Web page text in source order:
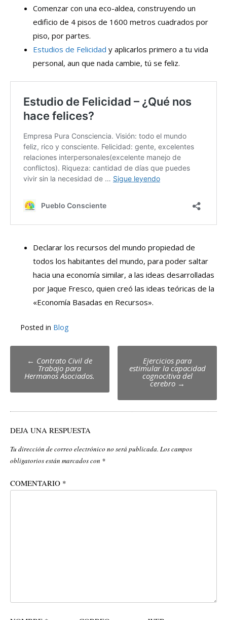
Comenzar con una eco-aldea, construyendo un
edificio de 4 pisos de 1600 metros cuadrados por
piso, por partes.
Estudios de Felicidad y aplicarlos primero a tu vida
personal, aun que nada cambie, tú se feliz.
Declarar los recursos del mundo propiedad de
todos los habitantes del mundo, para poder saltar
hacia una economía similar, a las ideas desarrolladas
por Jaque Fresco, quien creó las ideas teóricas de la
«Economía Basadas en Recursos».
Posted in Blog
Post
navigation
← Contrato Civil de
Trabajo para
Hermanos Asociados.
Ejercicios para
estimular la capacidad
cognocitiva del
cerebro →
DEJA UNA RESPUESTA
Tu dirección de correo electrónico no será publicada. Los campos
obligatorios están marcados con *
COMENTARIO *